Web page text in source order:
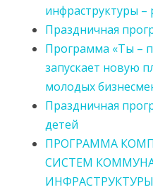
инфраструктуры
Праздничная
Программа «Ты –
запускает новую
молодых
Праздничная
детей
ПРОГРАММА
СИСТЕМ